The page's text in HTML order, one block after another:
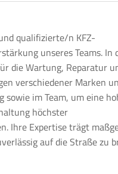
qualifizierte/n KFZ-
unseres Teams. In
die Wartung, Reparatur
verschiedener Marken
sowie im Team, um eine
höchster
Ihre Expertise trägt
auf die Straße zu